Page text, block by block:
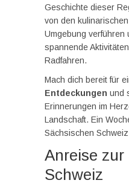
Geschichte dieser
von den
Umgebung verführen
spannende
Radfahren.
Mach dich bereit für
Entdeckungen und
Erinnerungen im
Landschaft. Ein
Sächsischen
Anreise zur
Schweiz